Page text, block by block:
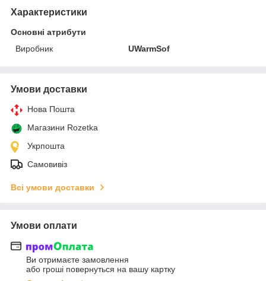
Характеристики
Основні атрибути
Виробник
UWarmSof
Умови доставки
Нова Пошта
Магазини Rozetka
Укрпошта
Самовивіз
Всі умови доставки
Умови оплати
Ви отримаєте замовлення
або гроші повернуться на вашу картку